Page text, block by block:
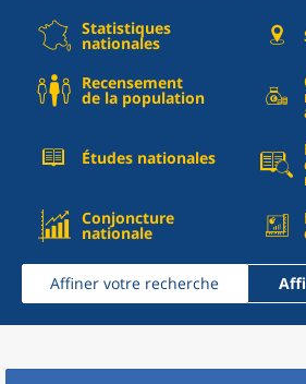
Statistiques
nationales
Recensement
de la population
Études nationales
Conjoncture
nationale
Affiner votre recherche